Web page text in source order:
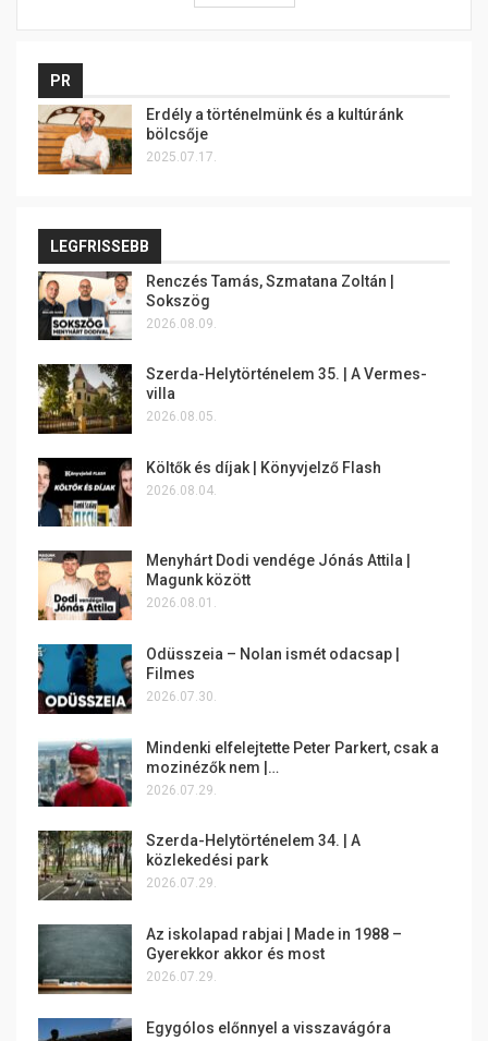
PR
Erdély a történelmünk és a kultúránk
bölcsője
2025.07.17.
LEGFRISSEBB
Renczés Tamás, Szmatana Zoltán |
Sokszög
2026.08.09.
Szerda-Helytörténelem 35. | A Vermes-
villa
2026.08.05.
Költők és díjak | Könyvjelző Flash
2026.08.04.
Menyhárt Dodi vendége Jónás Attila |
Magunk között
2026.08.01.
Odüsszeia – Nolan ismét odacsap |
Filmes
2026.07.30.
Mindenki elfelejtette Peter Parkert, csak a
mozinézők nem |…
2026.07.29.
Szerda-Helytörténelem 34. | A
közlekedési park
2026.07.29.
Az iskolapad rabjai | Made in 1988 –
Gyerekkor akkor és most
2026.07.29.
Egygólos előnnyel a visszavágóra